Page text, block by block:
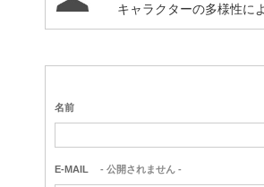
キャラクターの多様性に
名前
E-MAIL - 公開されません -